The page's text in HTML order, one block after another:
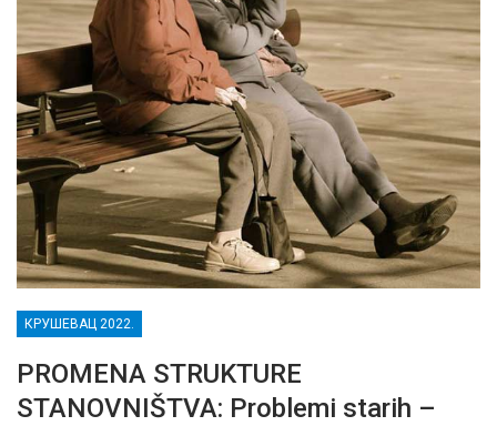
КРУШЕВАЦ 2022.
PROMENA STRUKTURE
STANOVNIŠTVA: Problemi starih –